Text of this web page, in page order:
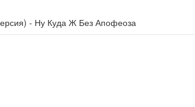
- Ну Куда Ж Без Апофеоза